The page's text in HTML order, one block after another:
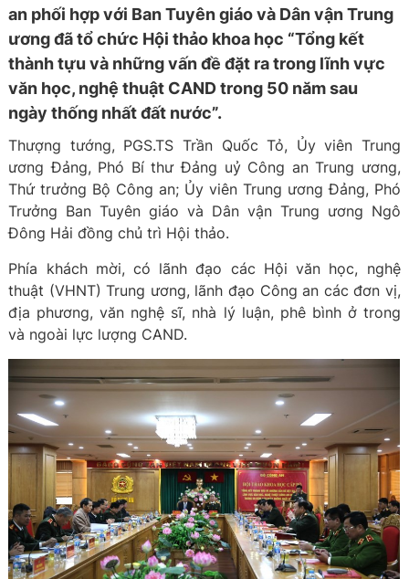
an phối hợp với Ban Tuyên giáo và Dân vận Trung
ương đã tổ chức Hội thảo khoa học “Tổng kết
thành tựu và những vấn đề đặt ra trong lĩnh vực
văn học, nghệ thuật CAND trong 50 năm sau
ngày thống nhất đất nước”.
Thượng tướng, PGS.TS Trần Quốc Tỏ, Ủy viên Trung
ương Đảng, Phó Bí thư Đảng uỷ Công an Trung ương,
Thứ trưởng Bộ Công an; Ủy viên Trung ương Đảng, Phó
Trưởng Ban Tuyên giáo và Dân vận Trung ương Ngô
Đông Hải đồng chủ trì Hội thảo.
Phía khách mời, có lãnh đạo các Hội văn học, nghệ
thuật (VHNT) Trung ương, lãnh đạo Công an các đơn vị,
địa phương, văn nghệ sĩ, nhà lý luận, phê bình ở trong
và ngoài lực lượng CAND.